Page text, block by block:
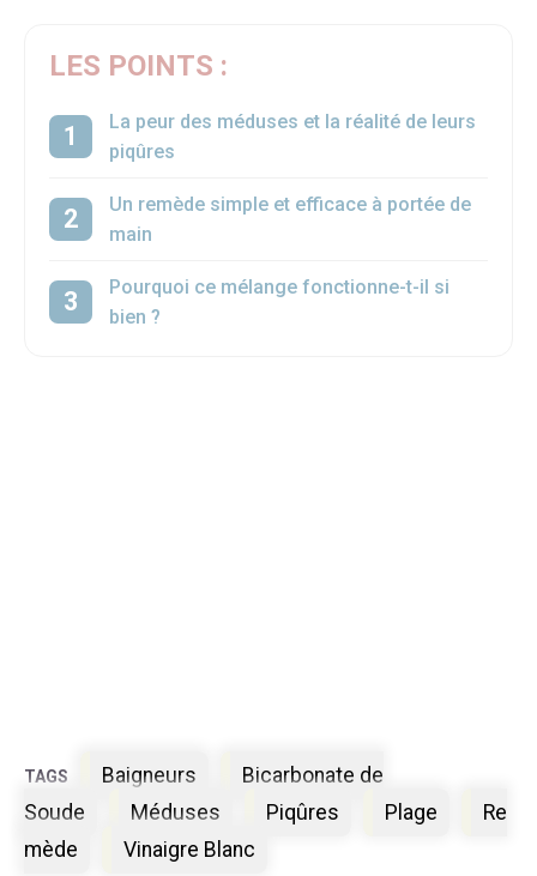
LES POINTS :
La peur des méduses et la réalité de leurs
piqûres
Un remède simple et efficace à portée de
main
Pourquoi ce mélange fonctionne-t-il si
bien ?
Étiquettes
Baigneurs
Bicarbonate de
Soude
Méduses Piqûres Plage
Re
mède
Vinaigre Blanc